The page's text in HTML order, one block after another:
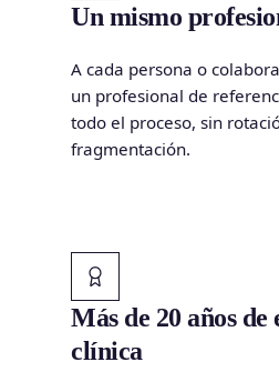
Un mismo
A cada persona o
un profesional de
todo el proceso, sin
fragmentación.
Más de 20 años
clínica